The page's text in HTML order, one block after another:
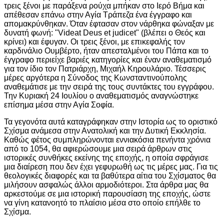
τρεις ξένοι με παράξενα ρούχα μπήκαν στο Ιερό Βήμα και
απέθεσαν επάνω στην Αγία Τράπεζα ένα έγγραφο και
απομακρύνθηκαν. Όταν έφτασαν στον νάρθηκα φώναξαν με
δυνατή φωνή: "Videat Deus et judicet" (βλέπει ο Θεός και
κρίνει) και έφυγαν. Οι τρεις ξένοι, με επικεφαλής τον
καρδινάλιο Ουμβέρτο, ήταν απεσταλμένοι του Πάπα και το
έγγραφο περιείχε βαριές κατηγορίες και έναν αναθεματισμό
για τον ίδιο τον Πατριάρχη, Μιχαήλ Κηρουλάριο. Τέσσερις
μέρες αργότερα η Σύνοδος της Κωνσταντινούπολης
αναθεμάτισε με την σειρά της τους συντάκτες του εγγράφου.
Την Κυριακή 24 Ιουλίου ο αναθεματισμός αναγνώστηκε
επίσημα μέσα στην Αγία Σοφία.
Τα γεγονότα αυτά καταγράφηκαν στην Ιστορία ως το οριστικό
Σχίσμα ανάμεσα στην Ανατολική και την Δυτική Εκκλησία.
Καθώς φέτος συμπληρώνονται εννιακόσια πενήντα χρόνια
από το 1054, θα αφιερώσουμε μια σειρά άρθρων στις
ιστορικές συνθήκες εκείνης της εποχής, η οποία σφράγισε
μια διαίρεση που δεν έχει γεφυρωθή ως τις μέρες μας. Για τις
θεολογικές διαφορές και τα βαθύτερα αίτια του Σχίσματος θα
μιλήσουν ασφαλώς άλλοι αρμοδιότεροι. Στα άρθρα μας θα
αρκεστούμε σε μια ιστορική παρουσίαση της εποχής, ώστε
να γίνη κατανοητό το πλαίσιο μέσα στο οποίο επήλθε το
Σχίσμα.